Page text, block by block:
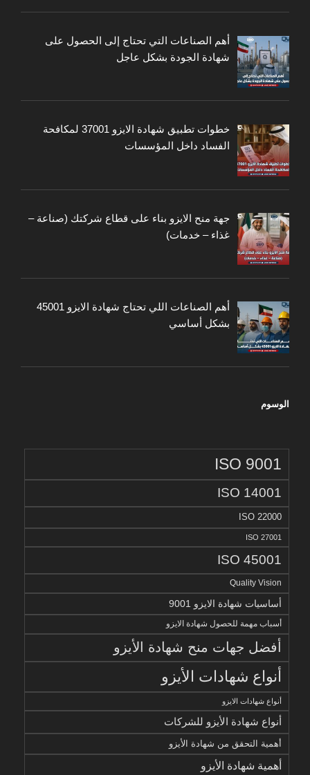
أهم الصناعات التي تحتاج إلى الحصول على
شهادة الجودة بشكل عاجل
خطوات تطبيق شهادة الايزو 37001 لمكافحة
الفساد داخل المؤسسات
جهة منح الايزو بناء على قطاع شركتك (صناعة –
غذاء – خدمات)
أهم الصناعات اللي تحتاج شهادة الايزو 45001
بشكل أساسي
الوسوم
ISO 9001
ISO 14001
ISO 22000
ISO 27001
ISO 45001
Quality Vision
أساسيات شهادة الايزو 9001
أسباب مهمة للحصول شهادة الايزو
أفضل جهات منح شهادة الأيزو
أنواع شهادات الأيزو
أنواع شهادات الايزو
أنواع شهادة الأيزو للشركات
أهمية التحقق من شهادة الأيزو
أهمية شهادة الأيزو